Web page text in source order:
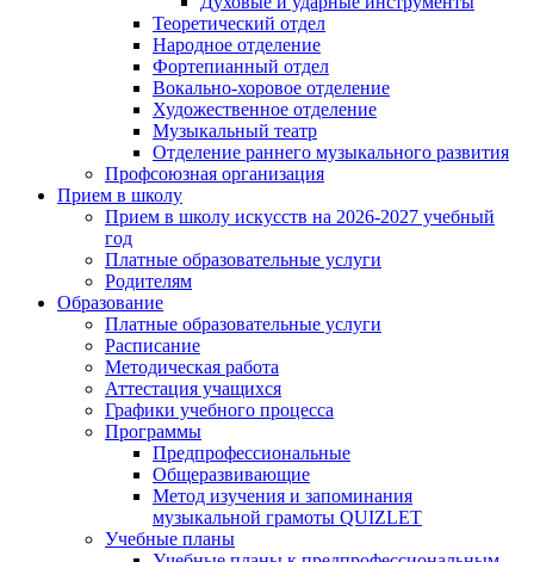
Теоретический отдел
Народное отделение
Фортепианный отдел
Вокально-хоровое отделение
Художественное отделение
Музыкальный театр
Отделение раннего музыкального развития
Профсоюзная организация
Прием в школу
Прием в школу искусств на 2026-2027 учебный
год
Платные образовательные услуги
Родителям
Образование
Платные образовательные услуги
Расписание
Методическая работа
Аттестация учащихся
Графики учебного процесса
Программы
Предпрофессиональные
Общеразвивающие
Метод изучения и запоминания
музыкальной грамоты QUIZLET
Учебные планы